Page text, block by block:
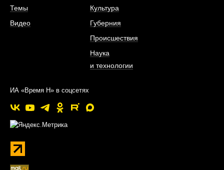
Темы
Видео
Культура
Губерния
Происшествия
Наука
и технологии
ИА «Время Н» в соцсетях